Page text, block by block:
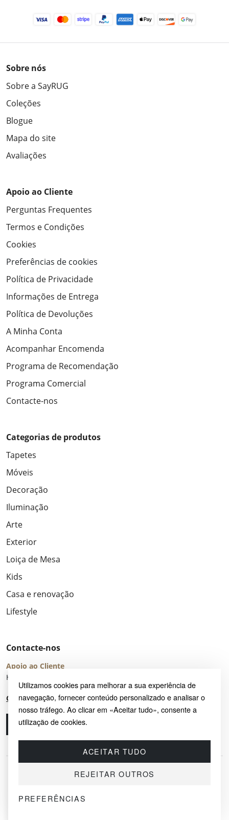
Utilizamos cookies para melhorar a sua experiência de
navegação, fornecer conteúdo personalizado e analisar o
nosso tráfego. Ao clicar em «Aceitar tudo», consente a
utilização de cookies.
ACEITAR TUDO
REJEITAR OUTROS
PREFERÊNCIAS
Sobre nós
Sobre a SayRUG
Coleções
Blogue
Mapa do site
Avaliações
Apoio ao Cliente
Perguntas Frequentes
Termos e Condições
Cookies
Preferências de cookies
Política de Privacidade
Informações de Entrega
Política de Devoluções
A Minha Conta
Acompanhar Encomenda
Programa de Recomendação
Programa Comercial
Contacte-nos
Categorias de produtos
Tapetes
Móveis
Decoração
Iluminação
Arte
Exterior
Loiça de Mesa
Kids
Casa e renovação
Lifestyle
Contacte-nos
Apoio ao Cliente
Horário de Atendimento: seg – sex 8:00 – 16:00 (UTC+2)
Centro de Ajuda
Ligue-nos
© 2026 SAYRUG OÜ · KESKLINNA LINNAOSA, AHTRI TN 12, 10151, TALLINN,